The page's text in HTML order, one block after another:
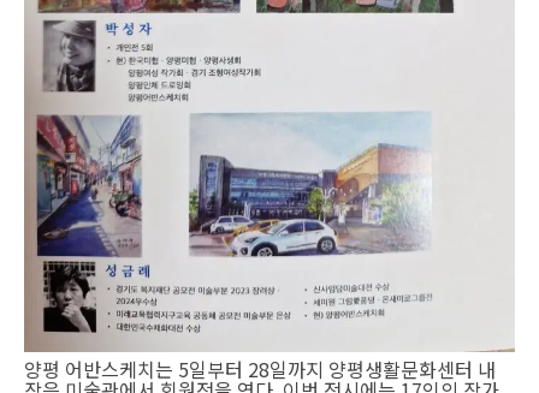
양평 어반스케치는 5일부터 28일까지 양평생활문화센터 내